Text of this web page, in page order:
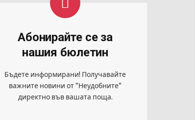
Абонирайте се за
нашия бюлетин
Бъдете информирани! Получавайте
важните новини от "Неудобните"
директно във вашата поща.